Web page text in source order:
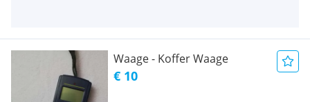
Waage - Koffer Waage
€ 10